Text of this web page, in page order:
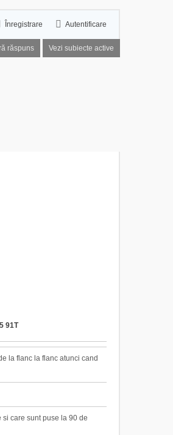
Autentificare
Înregistrare
răspuns Vezi subiecte active
91T
la flanc la flanc atunci cand
care sunt puse la 90 de